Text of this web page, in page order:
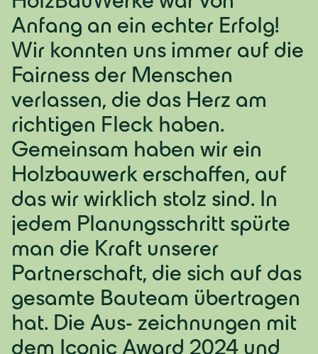
Anfang an ein echter Erfolg!
Wir konnten uns immer auf die
Fairness der Menschen
verlassen, die das Herz am
richtigen Fleck haben.
Gemeinsam haben wir ein
Holzbauwerk erschaffen, auf
das wir wirklich stolz sind. In
jedem Planungsschritt spürte
man die Kraft unserer
Partnerschaft, die sich auf das
gesamte Bauteam übertragen
hat. Die Aus- zeichnungen mit
dem Iconic Award 2024 und